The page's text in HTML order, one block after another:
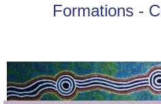
Formations -